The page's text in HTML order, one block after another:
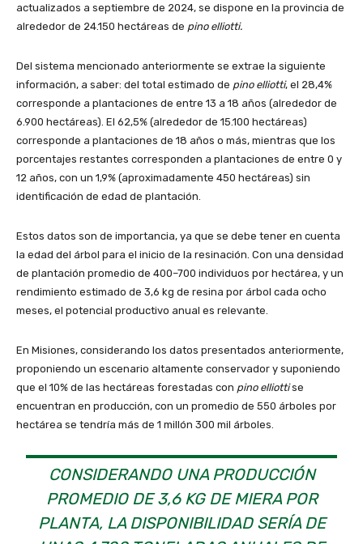
actualizados a septiembre de 2024, se dispone en la provincia de
alrededor de 24.150 hectáreas de pino elliotti.
Del sistema mencionado anteriormente se extrae la siguiente
información, a saber: del total estimado de pino elliotti, el 28,4%
corresponde a plantaciones de entre 13 a 18 años (alrededor de
6.900 hectáreas). El 62,5% (alrededor de 15.100 hectáreas)
corresponde a plantaciones de 18 años o más, mientras que los
porcentajes restantes corresponden a plantaciones de entre 0 y
12 años, con un 1,9% (aproximadamente 450 hectáreas) sin
identificación de edad de plantación.
Estos datos son de importancia, ya que se debe tener en cuenta
la edad del árbol para el inicio de la resinación. Con una densidad
de plantación promedio de 400–700 individuos por hectárea, y un
rendimiento estimado de 3,6 kg de resina por árbol cada ocho
meses, el potencial productivo anual es relevante.
En Misiones, considerando los datos presentados anteriormente,
proponiendo un escenario altamente conservador y suponiendo
que el 10% de las hectáreas forestadas con pino elliottise
encuentran en producción, con un promedio de 550 árboles por
hectárea se tendría más de 1 millón 300 mil árboles.
CONSIDERANDO UNA PRODUCCIÓN
PROMEDIO DE 3,6 KG DE MIERA POR
PLANTA, LA DISPONIBILIDAD SERÍA DE